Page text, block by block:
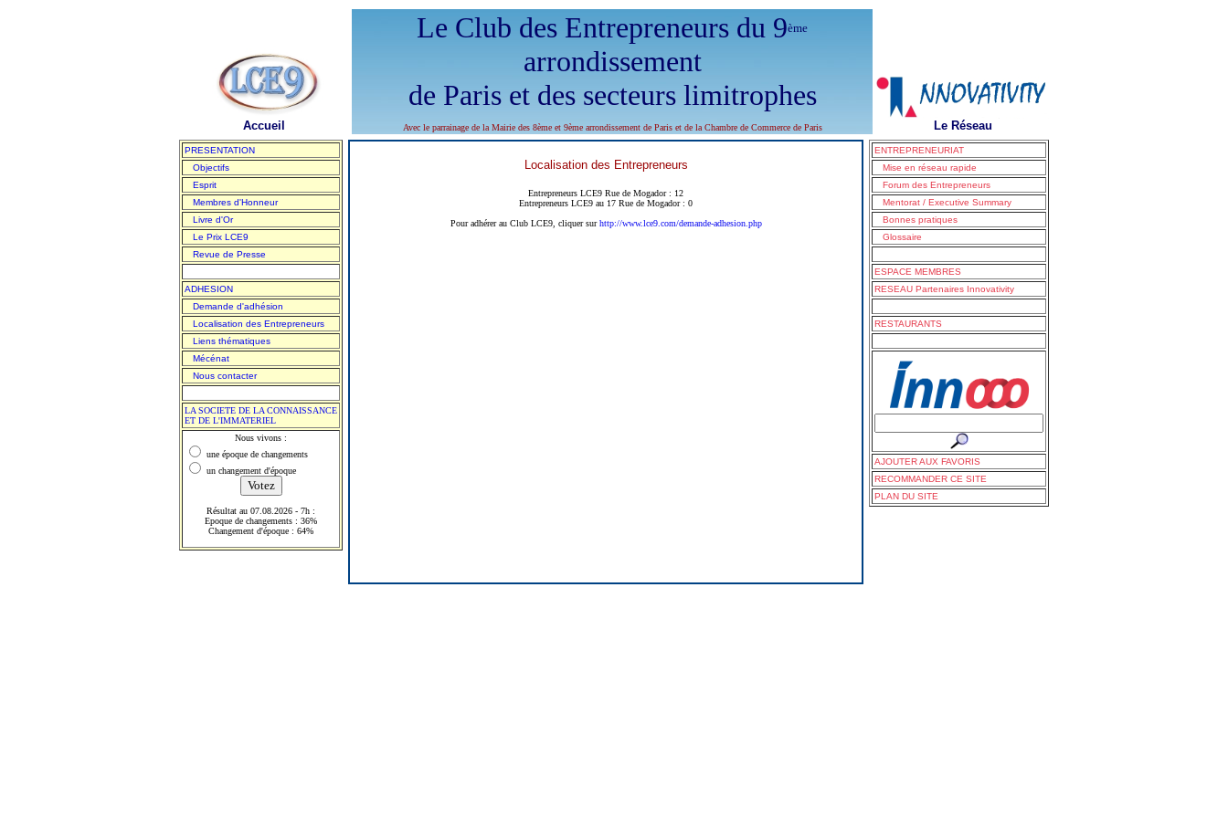
Accueil
Le Club des Entrepreneurs du 9ème
arrondissement
de Paris et des secteurs limitrophes
Avec le parrainage de la Mairie des 8ème et 9ème arrondissement de Paris et de la Chambre de Commerce de Paris Le Réseau
PRESENTATION
Objectifs
Esprit
Membres d'Honneur
Livre d'Or
Le Prix LCE9
Revue de Presse
ADHESION
Demande d'adhésion
Localisation des Entrepreneurs
Liens thématiques
Mécénat
Nous contacter
LA SOCIETE DE LA CONNAISSANCE
ET DE L'IMMATERIEL
Nous vivons :
une époque de changements
un changement d'époque
Résultat au 07.08.2026 - 7h :
Epoque de changements : 36%
Changement d'époque : 64%
Localisation des Entrepreneurs
Entrepreneurs LCE9 Rue de Mogador : 12
Entrepreneurs LCE9 au 17 Rue de Mogador : 0
Pour adhérer au Club LCE9, cliquer surhttp://www.lce9.com/demande-adhesion.php
ENTREPRENEURIAT
Mise en réseau rapide
Forum des Entrepreneurs
Mentorat / Executive Summary
Bonnes pratiques
Glossaire
ESPACE MEMBRES
RESEAU Partenaires Innovativity
RESTAURANTS
AJOUTER AUX FAVORIS
RECOMMANDER CE SITE
PLAN DU SITE